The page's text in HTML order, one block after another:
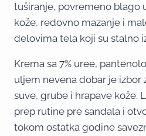
tuširanje, povremeno blago
kože, redovno mazanje i
delovima tela koji su stalno
Krema sa 7% uree,
uljem nevena dobar je izbor
suve, grube i hrapave kože.
prep rutine pre sandala i
tokom ostatka godine